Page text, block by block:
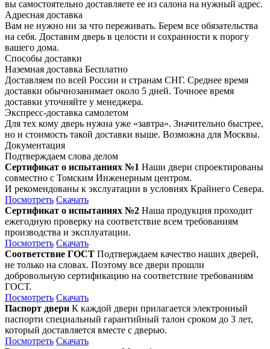
вы самостоятельно доставляете ее из салона на нужный адрес.
Адресная доставка
Вам не нужно ни за что переживать. Берем все обязательства
на себя. Доставим дверь в целости и сохранности к порогу
вашего дома.
Способы доставки
Наземная доставка Бесплатно
Доставляем по всей России и странам СНГ. Среднее время
доставки обычнозанимает около 5 дней. Точноее время
доставки уточняйте у менеджера.
Экспресс-доставка самолетом
Для тех кому дверь нужна уже «завтра». Значительно быстрее,
но и стоимость такой доставки выше. Возможна для Москвы.
Документация
Подтверждаем слова делом
Сертификат о испытаниях №1 Наши двери спроектированы
совместно с Томским Инженерным центром.
И рекомендованы к экслуатации в условиях Крайнего Севера.
Посмотреть Скачать
Сертификат о испытаниях №2 Наша продукция проходит
ежегодную проверку на соответствие всем требованиям
производства и эксплуатации.
Посмотреть Скачать
Соответствие ГОСТ Подтверждаем качество наших дверей,
не только на словах. Поэтому все двери прошли
добровольную сертификацию на соответствие требованиям
ГОСТ.
Посмотреть Скачать
Паспорт двери К каждой двери прилагается электронный
паспорти специальный гарантийный талон сроком до 3 лет,
который доставляется вместе с дверью.
Посмотреть Скачать